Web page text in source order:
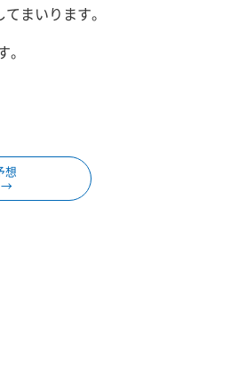
まいります。
想
→